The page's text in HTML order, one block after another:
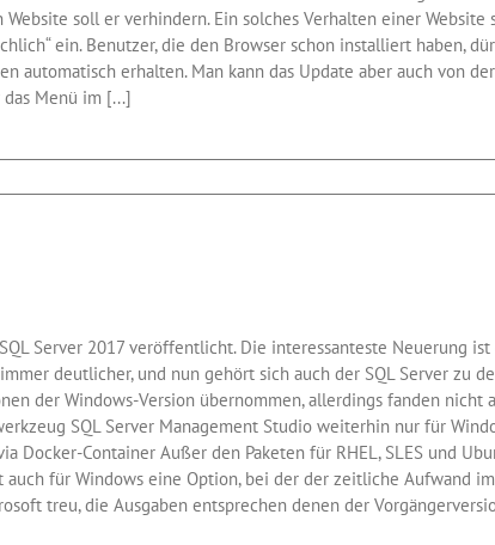
soll er verhindern. Ein solches Verhalten einer Website
ein. Benutzer, die den Browser schon installiert haben,
automatisch erhalten. Man kann das Update aber auch von
Menü im [...]
Server 2017 veröffentlicht. Die interessanteste Neuerung
deutlicher, und nun gehört sich auch der SQL Server zu
der Windows-Version übernommen, allerdings fanden nicht
SQL Server Management Studio weiterhin nur für
Docker-Container Außer den Paketen für RHEL, SLES und
für Windows eine Option, bei der der zeitliche Aufwand
treu, die Ausgaben entsprechen denen der